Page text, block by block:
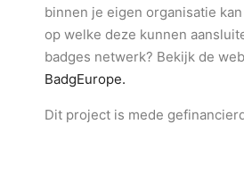
binnen je eigen organisatie
op welke deze kunnen
badges netwerk? Bekijk de
BadgEurope.
Dit project is mede